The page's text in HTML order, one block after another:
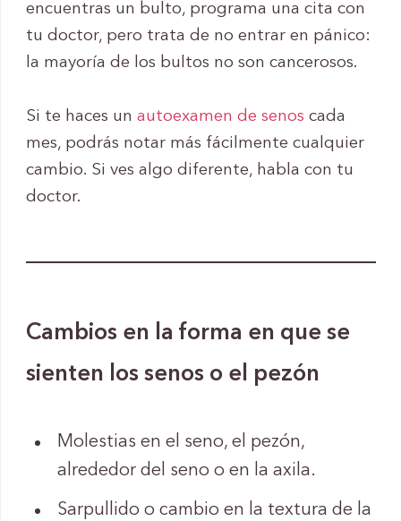
encuentras un bulto, programa una cita con
tu doctor, pero trata de no entrar en pánico:
la mayoría de los bultos no son cancerosos.
Si te haces un autoexamen de senos cada
mes, podrás notar más fácilmente cualquier
cambio. Si ves algo diferente, habla con tu
doctor.
Cambios en la forma en que se
sienten los senos o el pezón
Molestias en el seno, el pezón,
alrededor del seno o en la axila.
Sarpullido o cambio en la textura de la